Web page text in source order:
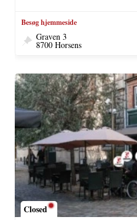
Besøg hjemmeside
Graven 3
8700 Horsens
Closed